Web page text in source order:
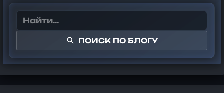
ПОИСК ПО БЛОГУ